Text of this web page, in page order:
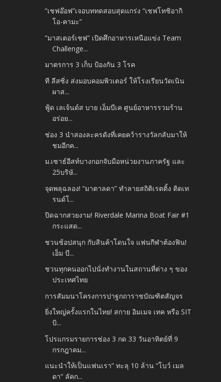
“เชฟอ๊อฟ”เจอบททดสอบสุดแกร่ง “เชฟโทชิอากิ
โอ-คามะ”
“มาสเตอร์เชฟ” เปิดศึกอาหารเหนือแข่ง Team
Challenge...
มาตรการ 3 เก็บ ป้องกัน 3 โรค
ที ลีสซิ่ง ส่งมอบคอมพิวเตอร์ ให้โรงเรียนวัดเนิน
ผาส...
ฟู้ด เลเจ้นด์ส บาย เอ็มบีเค ศูนย์อาหารรวมร้าน
อร่อย...
ช่อง 3 นำสองละครดังที่เคยคว้ารางวัลกลับมาให้
ชมอีกค...
ม.เซาธ์อีสท์บางกอกจับมือหน่วยงานภาครัฐ และ
25บริษั...
จุดพลุฉลอง! “มาตาลดา” ทำลายสถิติเรตติ้ง ติดเท
รนด์โ...
ปิดฉากสวยงาม! Riverdale Marina Boat Fair #1
กระแสด...
ชวนช้อปสนุก กับสินค้าโดนใจ แฟนกีฬาต้องฟิน!
เอ็ม บี...
ชวนทุกคนออกไปนั่งทำงานในสถานที่ต่าง ๆ ของ
ประเทศไทย
การสัมมนาโครงการปาฐกถาราชบัณฑิตสัญจร
ยิ่งใหญ่ครั้งแรกในไทย! สกาย อิมเมจ เทค หรือ SIT
บิ...
โปรแกรมรายการช่อง 3 กด 33 วันอาทิตย์ที่ 9
กรกฎาคม...
แนะนำให้เป็นแฟนเรา” ทะลุ 10 ล้าน “โบว์ เมล
ดา” ลัคก...